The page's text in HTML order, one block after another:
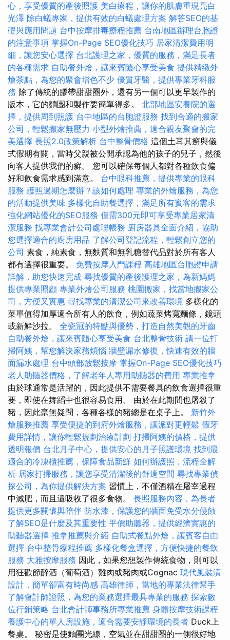
心，享受優質的產後照護 美白療程，讓你的肌膚重現亮白
光澤 除白蟻專家，提供有效的白蟻處理方案 解答SEO的基
礎與應用問題 台中按摩排毒療程推薦 台南地區辦理台胞證
的注意事項 掌握On-Page SEO優化技巧 居家清潔費用明
細，讓您安心選擇 台北護理之家，優質的服務，滿足長者
的各種需求 自助餐外燴，讓來賓隨心享受美食 提供精緻外
燴茶點，為您的聚會增色不少 優質牙醫，提供專業牙科服
務 除了傳統的膠帶甜甜圈外，還有另一個可以更早製作的
版本，它的麵團和製作要簡單得多。 北部地區安養院的選
擇，提供周到照護 台中地區的台胞證服務 找到合適的搬家
公司，輕鬆搬家無壓力 小型外燴推薦，適合親友聚會的完
美選擇 長照2.0政策解析 台中整骨價格 這個土耳其癬與儀
式假期有關，當時父親被公開承認為他的孩子的兒子，然後
向客人提供我們的癬。 您可以確保每個人都對各種飲食偏
好和飲食需求感到滿意。 台中眼科推薦，提供專業的眼科
服務 護照過期怎麼辦？該如何處理 專業的外燴服務，為您
的活動提供美味 多樣化自助餐選擇，滿足所有賓客的需求
強化網站優化的SEO服務 僅需300元即可享受專業居家清
潔服務 找專業會計公司處理帳務 廚房器具全面介紹，協助
您選擇適合的廚房用品 了解公司登記流程，輕鬆創立您的
公司 素食，純素食，無麩質和無乳糖替代品對於所有客人
都有選擇很重要。 免費按摩入門課程 高雄地區台胞證申請
詳解，助您快速完成 尋找優質的產後護理之家，為新媽媽
提供專業照顧 專業外燴公司服務 桃園搬家，找當地搬家公
司，方便又實惠 尋找專業的清潔公司來改善環境 多樣化的
菜單值得加厚適合所有人的飲食，例如蔬菜烤寬麵條，鏡頭
或新鮮沙拉。 全瓷冠的特點與優勢，打造自然美觀的牙齒
自助餐外燴，讓來賓隨心享受美食 台北整骨技術 請一位打
掃阿姨，幫您解決家務煩惱 牆壁漏水修復，快速有效的牆
面漏水處理 台中頭部放鬆按摩 掌握On-Page SEO優化技巧
老人助聽器價格，了解老年人專用助聽器的費用 專業推拿
由於球通常是活躍的，因此提供不需要餐具的飲食選擇很重
要，即使在舞蹈中也很容易食用。 由於在此期間也屠殺了
豬，因此毫無疑問，各種各樣的豬總是在桌子上。 新竹外
燴服務推薦 享受便捷的到府外燴服務，讓派對更輕鬆 假牙
費用詳情，讓你輕鬆規劃治療計劃 打掃阿姨的價格，提供
透明報價 台北月子中心，提供安心的月子照護環境 找到最
適合的冷凍櫃推薦，保障食品新鮮 如何辦護照，流程全解
析 居家打掃服務，讓您享受清潔後的舒適空間 尋找專業偵
探公司，為你提供解決方案 習慣上，不僅酒精在屠宰過程
中減肥，而且還吸收了很多食物。 長照服務內容，為長者
提供更多關懷與陪伴 防水漆，保護您的牆面免受水分侵蝕
了解SEO是什麼及其重要性 平價助聽器，提供經濟實惠的
助聽器選擇 推拿推薦與介紹 自助式餐點外燴，讓賓客自由
選擇 台中整骨療程推薦 多樣化餐盒選擇，方便快捷的餐飲
服務 大雅按摩服務 因此，如果您想製作傳統食物，則可以
用狂歡節醉酒（葡萄酒）雞肉或豬肉或Cognac 現代風裝潢
設計，簡單卻富有時尚感 高雄律師，當地的專業法律幫手
了解會計師證照，為您的業務選擇最具專業的服務 探索數
位行銷策略 台北會計師事務所專業推薦 身體按摩技術課程
養護中心的單人房設施，適合需要安靜環境的長者 Duck上
餐桌。 秘密是使麵團光線，空氣並在甜甜圈的一側很好地